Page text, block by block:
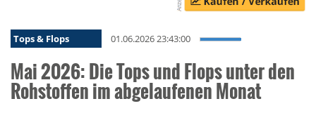
Tops & Flops 01.06.2026 23:43:00
Mai 2026: Die Tops und Flops unter den
Rohstoffen im abgelaufenen Monat